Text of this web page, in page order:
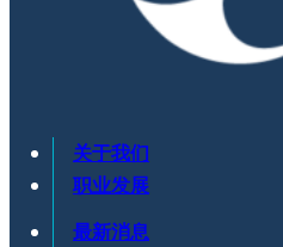
关于我们
职业发展
最新消息